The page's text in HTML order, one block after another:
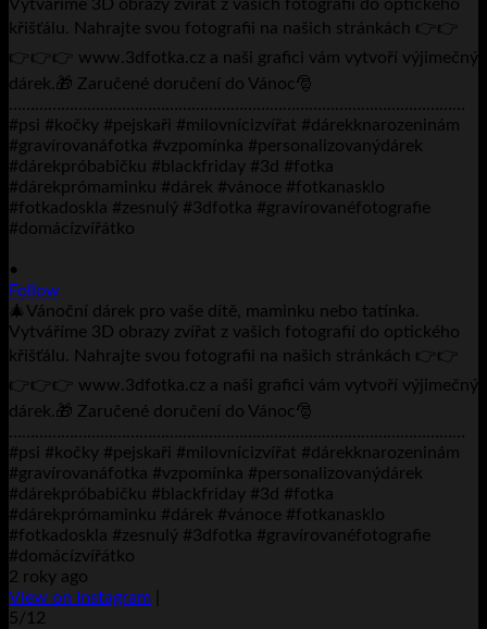
•
Follow
🎄Vánoční dárek pro vaše dítě, maminku nebo tatínka.
Vytváříme 3D obrazy zvířat z vašich fotografií do optického
křišťálu. Nahrajte svou fotografii na našich stránkách 👉👉
👉👉👉 www.3dfotka.cz a naši grafici vám vytvoří výjimečný
dárek.🎁 Zaručené doručení do Vánoc🎅
……………………………………………………………………………………………
#psi #kočky #pejskaři #milovnícizvířat #dárekknarozeninám
#gravírovanáfotka #vzpomínka #personalizovanýdárek
#dárekpróbabičku #blackfriday #3d #fotka
#dárekprómaminku #dárek #vánoce #fotkanasklo
#fotkadoskla #zesnulý #3dfotka #gravírovanéfotografie
#domácízvířátko
2 roky ago
View on Instagram
5/12